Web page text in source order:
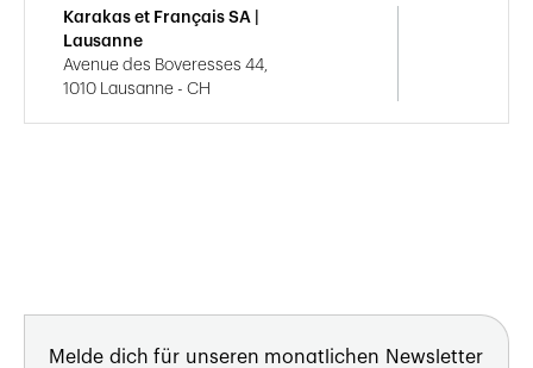
Karakas et Français SA |
Lausanne
Avenue des Boveresses 44,
1010 Lausanne - CH
Melde dich für unseren monatlichen Newsletter